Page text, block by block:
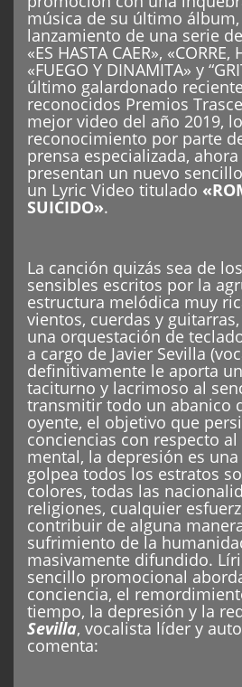
música de su último
lanzamiento de una serie
«ES HASTA CAER», «CORRE,
«FUEGO Y DINAMITA» y
último galardonado
reconocidos Premios
mejor video del año 2019,
reconocimiento por parte
prensa especializada,
presentan un nuevo
un Lyric Video titulado
SUICIDO».
La canción quizás sea de
sensibles escritos por la
estructura melódica muy
vientos, cuerdas y
una orquestación de
a cargo de Javier Sevilla
definitivamente le aporta
taciturno y lacrimoso al
transmitir todo un abanico
oyente, el objetivo que
conciencias con respecto
mental, la depresión es
golpea todos los estratos
colores, todas las
religiones, cualquier
contribuir de alguna
sufrimiento de la
masivamente difundido.
sencillo promocional
conciencia, el
tiempo, la depresión y la
Sevilla, vocalista líder y
comenta: